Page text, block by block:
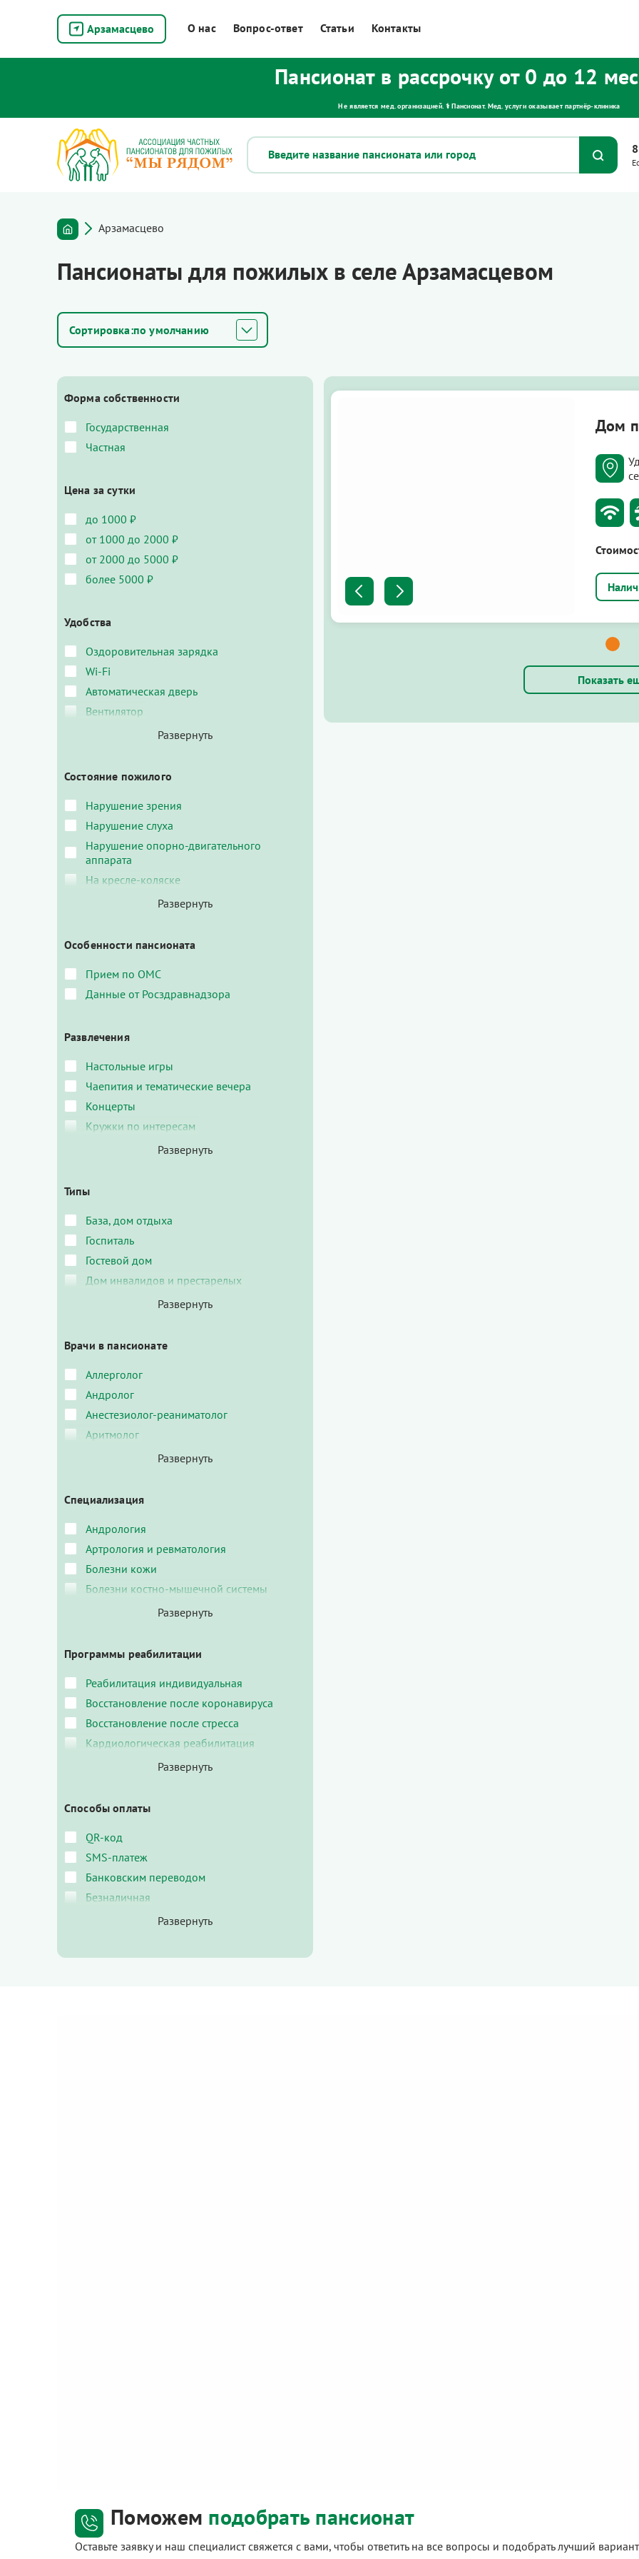
Арзамасцево О нас Вопрос-ответ Статьи Контакты
Пансионат в рассрочку от 0 до 12
Не является мед. организацией. ⚕ Пансионат. Мед. услуги оказывает партнёр‑клиника
Арзамасцево
Пансионаты для пожилых в селе Арзамасцевом
по умолчанию
Дом
Показать
Форма собственности
Государственная
Частная
Цена за сутки
до 1000 ₽
от 1000 до 2000 ₽
от 2000 до 5000 ₽
более 5000 ₽
Удобства
Оздоровительная зарядка
Wi-Fi
Автоматическая дверь
Вентилятор
Состояние пожилого
Нарушение зрения
Нарушение слуха
Нарушение опорно-двигательного
аппарата
На кресле-коляске
Особенности пансионата
Прием по ОМС
Данные от Росздравнадзора
Развлечения
Настольные игры
Чаепития и тематические вечера
Концерты
Кружки по интересам
Типы
База, дом отдыха
Госпиталь
Гостевой дом
Дом инвалидов и престарелых
Врачи в пансионате
Аллерголог
Андролог
Анестезиолог-реаниматолог
Аритмолог
Специализация
Андрология
Артрология и ревматология
Болезни кожи
Болезни костно-мышечной системы
Программы реабилитации
Реабилитация индивидуальная
Восстановление после коронавируса
Восстановление после стресса
Кардиологическая реабилитация
Способы оплаты
QR-код
SMS-платеж
Банковским переводом
Безналичная
Поможем подобрать пансионат
Оставьте заявку и наш специалист свяжется с вами, чтобы ответить на все вопросы и подобрать лучший